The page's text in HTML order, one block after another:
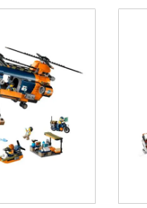
inspiram sem limites. As
o mundo de
– Construir sua
de Construção Móvel
de construção LEGO®
móvel detalhado,